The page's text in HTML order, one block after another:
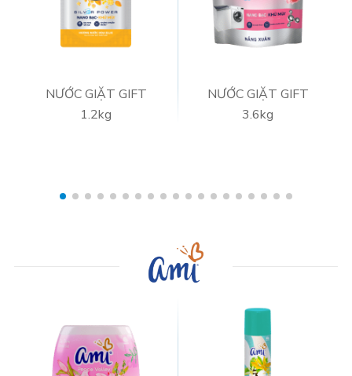
NƯỚC GIẶT GIFT
1.2kg
NƯỚC GIẶT GIFT
3.6kg